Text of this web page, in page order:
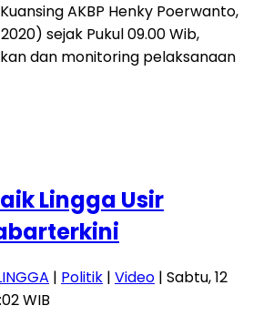
AKBP Henky Poerwanto,
sejak Pukul 09.00 Wib,
dan monitoring pelaksanaan
Lingga Usir
| Politik | Video | Sabtu, 12
WIB